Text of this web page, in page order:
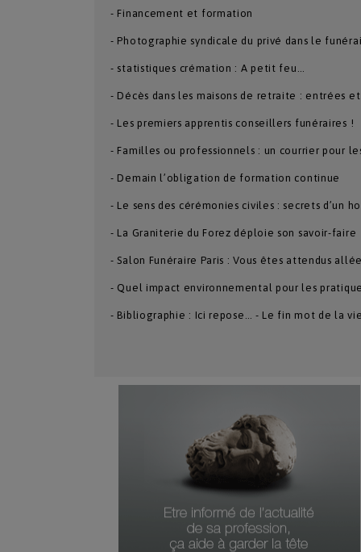
- Financement et formation
- Photographie syndicale du privé dans le
- statistiques crémation : A petit feu…
- Décès dans les maisons de retraite : entrées
- Les premiers apprentis conseillers funéraires !
- Familles ou professionnels : un courrier pour
- Demain l’obligation de formation continue
- Le sens des cérémonies civiles : secrets d’un
- La Graniterie du Forez déploie son savoir-faire
- Salon Funéraire Paris : Vous êtes attendus
- Quel impact environnemental pour les
- Bibliographie : Ici repose… - Le fin mot de la
Numéro Du Produit
Type De Produit
Genre Du Produit